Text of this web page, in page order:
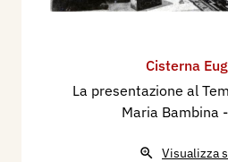
Cisterna
La presentazione al
Maria Bambina
Visualizza